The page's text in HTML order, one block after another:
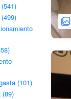
(101)
(89)